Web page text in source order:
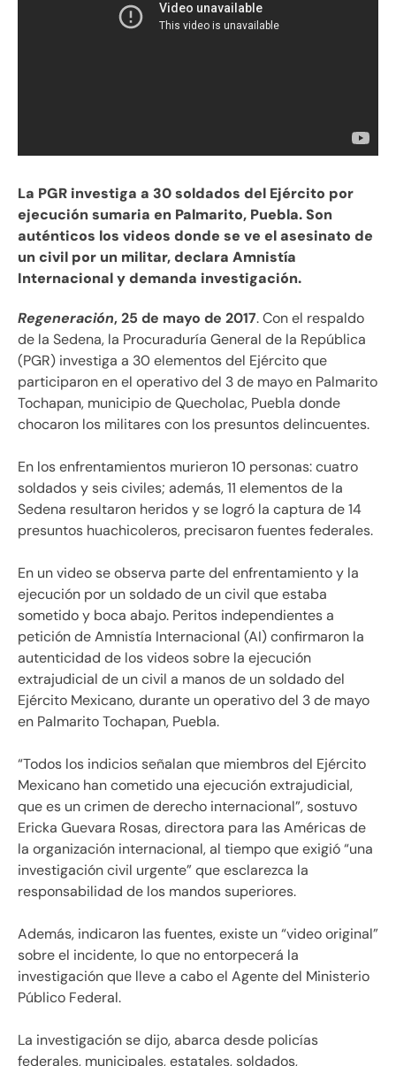
La PGR investiga a 30 soldados del Ejército por
ejecución sumaria en Palmarito, Puebla. Son
auténticos los videos donde se ve el asesinato de
un civil por un militar, declara Amnistía
Internacional y demanda investigación.
Regeneración, 25 de mayo de 2017. Con el respaldo
de la Sedena, la Procuraduría General de la República
(PGR) investiga a 30 elementos del Ejército que
participaron en el operativo del 3 de mayo en Palmarito
Tochapan, municipio de Quecholac, Puebla donde
chocaron los militares con los presuntos delincuentes.
En los enfrentamientos murieron 10 personas: cuatro
soldados y seis civiles; además, 11 elementos de la
Sedena resultaron heridos y se logró la captura de 14
presuntos huachicoleros, precisaron fuentes federales.
En un video se observa parte del enfrentamiento y la
ejecución por un soldado de un civil que estaba
sometido y boca abajo. Peritos independientes a
petición de Amnistía Internacional (AI) confirmaron la
autenticidad de los videos sobre la ejecución
extrajudicial de un civil a manos de un soldado del
Ejército Mexicano, durante un operativo del 3 de mayo
en Palmarito Tochapan, Puebla.
“Todos los indicios señalan que miembros del Ejército
Mexicano han cometido una ejecución extrajudicial,
que es un crimen de derecho internacional”, sostuvo
Ericka Guevara Rosas, directora para las Américas de
la organización internacional, al tiempo que exigió “una
investigación civil urgente” que esclarezca la
responsabilidad de los mandos superiores.
Además, indicaron las fuentes, existe un “video original”
sobre el incidente, lo que no entorpecerá la
investigación que lleve a cabo el Agente del Ministerio
Público Federal.
La investigación se dijo, abarca desde policías
federales, municipales, estatales, soldados,